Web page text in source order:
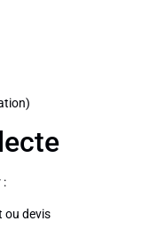
:
ou devis